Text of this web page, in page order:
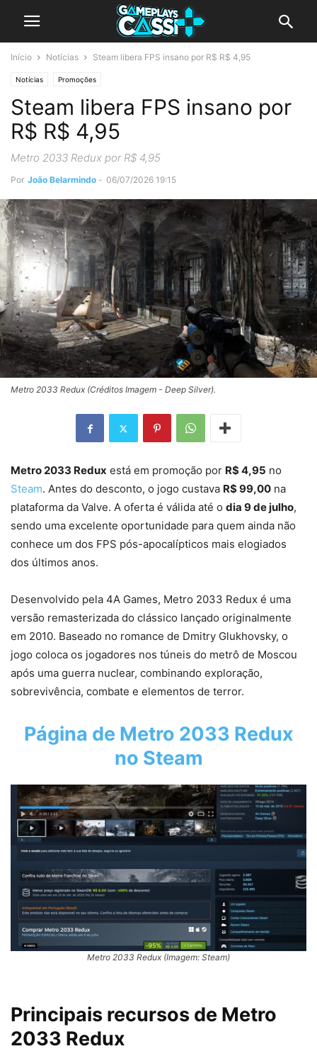
Início Notícias Steam libera FPS insano por R$ R$ 4,95
Notícias Promoções
Steam libera FPS insano por
R$ R$ 4,95
Metro 2033 Redux por R$ 4,95
Por João Belarmindo - 06/07/2026 19:15
Metro 2033 Redux (Créditos Imagem - Deep Silver).
Metro 2033 Redux está em promoção por R$ 4,95 no
Steam. Antes do desconto, o jogo custava R$ 99,00 na
plataforma da Valve. A oferta é válida até o dia 9 de julho,
sendo uma excelente oportunidade para quem ainda não
conhece um dos FPS pós-apocalípticos mais elogiados
dos últimos anos.
Desenvolvido pela 4A Games, Metro 2033 Redux é uma
versão remasterizada do clássico lançado originalmente
em 2010. Baseado no romance de Dmitry Glukhovsky, o
jogo coloca os jogadores nos túneis do metrô de Moscou
após uma guerra nuclear, combinando exploração,
sobrevivência, combate e elementos de terror.
Página de Metro 2033 Redux
no Steam
Metro 2033 Redux (Imagem: Steam)
Principais recursos de Metro
2033 Redux